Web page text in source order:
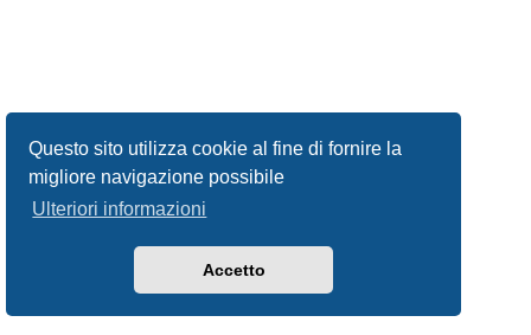
Questo sito utilizza cookie al fine di fornire la
migliore navigazione possibile
Ulteriori informazioni
Accetto